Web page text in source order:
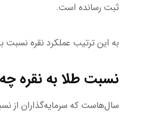
ثبت رسانده است.
به این ترتیب عملکرد نقره نسبت به طلا از ابتدای
نسبت طلا به نقره
سال‌هاست که سرمایه‌گذاران از